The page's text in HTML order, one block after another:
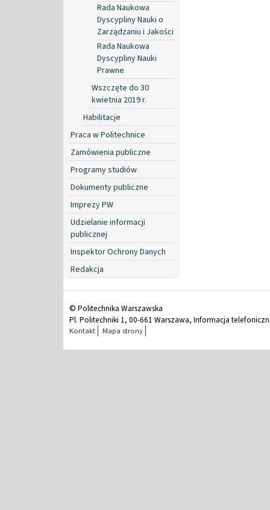
Rada Naukowa
Dyscypliny Nauki o
Zarządzaniu i Jakości
Rada Naukowa
Dyscypliny Nauki
Prawne
Wszczęte do 30
kwietnia 2019 r.
Habilitacje
Praca w Politechnice
Zamówienia publiczne
Programy studiów
Dokumenty publiczne
Imprezy PW
Udzielanie informacji
publicznej
Inspektor Ochrony Danych
Redakcja
© Politechnika Warszawska
Pl. Politechniki 1, 00-661 Warszawa, Informacja
Kontakt Mapa strony